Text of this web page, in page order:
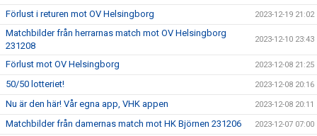
Förlust i returen mot OV Helsingborg 2023-12-19 21:02
Matchbilder från herrarnas match mot OV Helsingborg
231208
2023-12-10 23:43
Förlust mot OV Helsingborg 2023-12-08 21:25
50/50 lotteriet! 2023-12-08 20:16
Nu är den här! Vår egna app, VHK appen 2023-12-08 20:11
Matchbilder från damernas match mot HK Björnen 231206 2023-12-07 07:00